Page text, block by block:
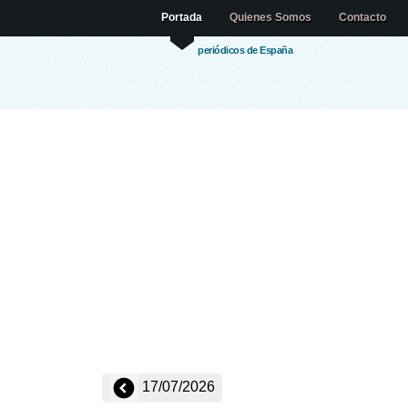
periódicos de España
Portada Quienes Somos Contacto
17/07/2026